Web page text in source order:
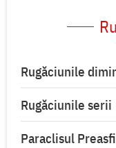
Rugăciunile
Rugăciunile serii
Paraclisul